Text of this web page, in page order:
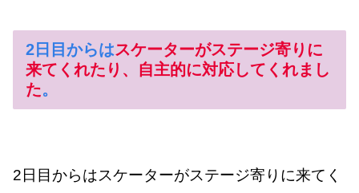
2日目からはスケーターがステージ寄りに
来てくれたり、自主的に対応してくれまし
た。
2日目からはスケーターがステージ寄りに来てく